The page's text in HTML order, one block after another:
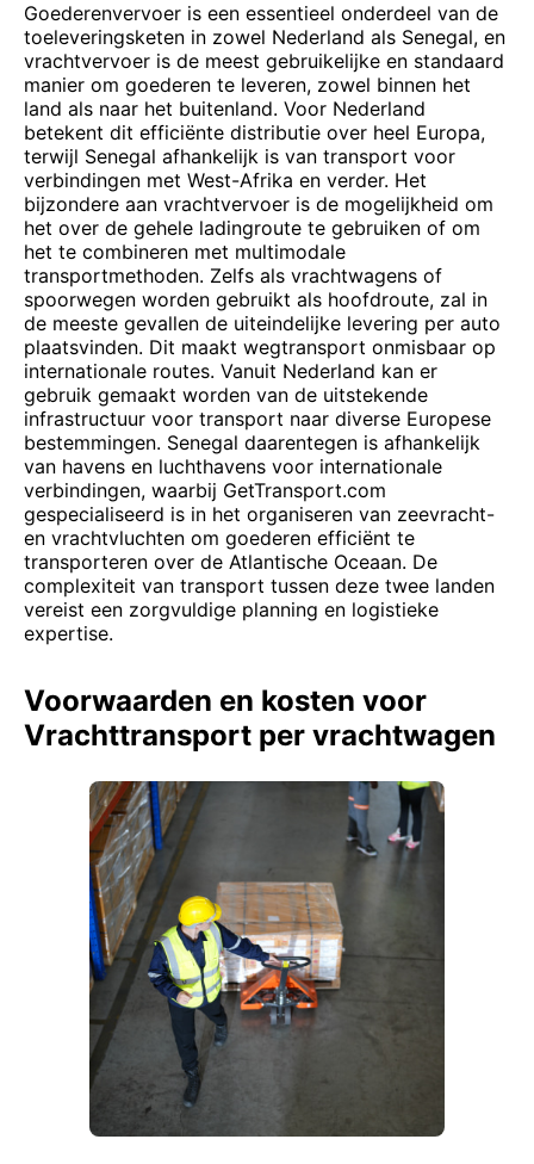
Goederenvervoer is een essentieel onderdeel van de
toeleveringsketen in zowel Nederland als Senegal, en
vrachtvervoer is de meest gebruikelijke en standaard
manier om goederen te leveren, zowel binnen het
land als naar het buitenland. Voor Nederland
betekent dit efficiënte distributie over heel Europa,
terwijl Senegal afhankelijk is van transport voor
verbindingen met West-Afrika en verder. Het
bijzondere aan vrachtvervoer is de mogelijkheid om
het over de gehele ladingroute te gebruiken of om
het te combineren met multimodale
transportmethoden. Zelfs als vrachtwagens of
spoorwegen worden gebruikt als hoofdroute, zal in
de meeste gevallen de uiteindelijke levering per auto
plaatsvinden. Dit maakt wegtransport onmisbaar op
internationale routes. Vanuit Nederland kan er
gebruik gemaakt worden van de uitstekende
infrastructuur voor transport naar diverse Europese
bestemmingen. Senegal daarentegen is afhankelijk
van havens en luchthavens voor internationale
verbindingen, waarbij GetTransport.com
gespecialiseerd is in het organiseren van zeevracht-
en vrachtvluchten om goederen efficiënt te
transporteren over de Atlantische Oceaan. De
complexiteit van transport tussen deze twee landen
vereist een zorgvuldige planning en logistieke
expertise.
Voorwaarden en kosten voor
Vrachttransport per vrachtwagen